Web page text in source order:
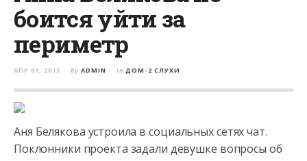
боится уйти за
периметр
АПР 01, 2015 by ADMIN in ДОМ-2 СЛУХИ
Аня Белякова устроила в социальных сетях чат.
Поклонники проекта задали девушке вопросы об